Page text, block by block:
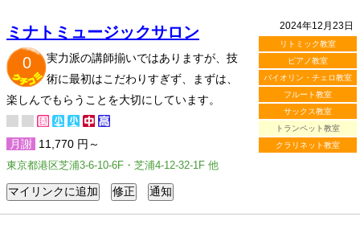
2024年12月23日
リトミック教室
ピアノ教室
バイオリン・チェロ教室
フルート教室
サックス教室
トランペット教室
クラリネット教室
ミナトミュージックサロン
0
実力派の講師揃いではありますが、技
術に最初はこだわりすぎず、まずは、
楽しんでもらうことを大切にしています。
月謝 11,770 円～
東京都港区芝浦3-6-10-6F・芝浦4-12-32-1F 他